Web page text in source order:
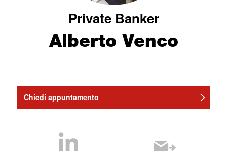
Private Banker
Alberto Venco
Chiedi appuntamento